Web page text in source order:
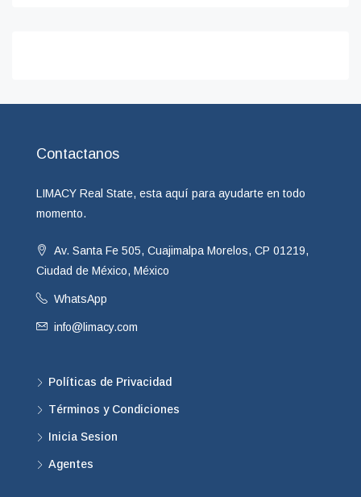
Contactanos
LIMACY Real State, esta aquí para ayudarte en todo
momento.
Av. Santa Fe 505, Cuajimalpa Morelos, CP 01219,
Ciudad de México, México
WhatsApp
info@limacy.com
Políticas de Privacidad
Términos y Condiciones
Inicia Sesion
Agentes